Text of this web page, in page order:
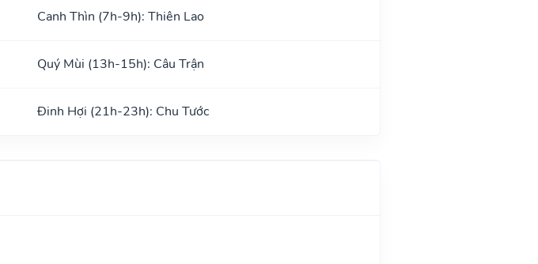
Canh Thìn (7h-9h): Thiên Lao
Quý Mùi (13h-15h): Câu Trận
Đinh Hợi (21h-23h): Chu Tước